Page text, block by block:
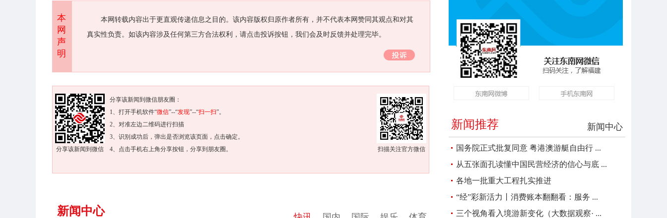
本
网
声
明
本网转载内容出于更直观传递信息之目的。该内容版权归原作者所有，并不代表本网赞同其观点和对其
真实性负责。如该内容涉及任何第三方合法权利，请点击投诉按钮，我们会及时反馈并处理完毕。
扫描关注官方微信
分享该新闻到微信
分享该新闻到微信朋友圈：
1、打开手机软件“微信”--“发现”--“扫一扫”。
2、对准左边二维码进行扫描
3、识别成功后，弹出是否浏览该页面，点击确定。
4、点击手机右上角分享按钮，分享到朋友圈。
新闻中心
新闻中心
新闻推荐
国务院正式批复同意 粤港澳游艇自由行 ...
从五张面孔读懂中国民营经济的信心与底 ...
各地一批重大工程扎实推进
“经”彩新活力丨消费账本翻翻看：服务 ...
三个视角看入境游新变化（大数据观察· ...